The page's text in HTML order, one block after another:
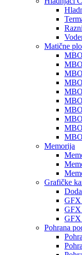
Matične
Memorija
Grafičke
GFX
GFX
Pohrana